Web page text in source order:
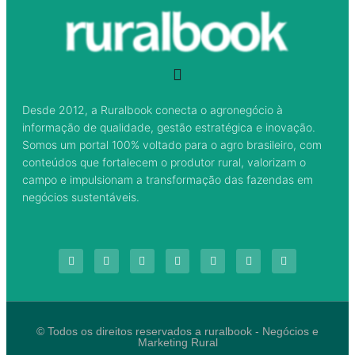
Desde 2012, a Ruralbook conecta o agronegócio à
informação de qualidade, gestão estratégica e inovação.
Somos um portal 100% voltado para o agro brasileiro, com
conteúdos que fortalecem o produtor rural, valorizam o
campo e impulsionam a transformação das fazendas em
negócios sustentáveis.
© Todos os direitos reservados a ruralbook - Negócios e
Marketing Rural